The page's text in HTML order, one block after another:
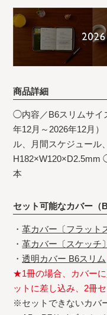
商品詳細
◯内容／B6スリムサ
年12月～2026年12月
ル、月間スケジュー
本
セット可能なカバー（
・革カバー〔フラット
・革カバー〔スケッチ〕
・透明カバー B6スリム
★1冊の場合、カバー
ットに差し込み、2冊
※セットできないカバ